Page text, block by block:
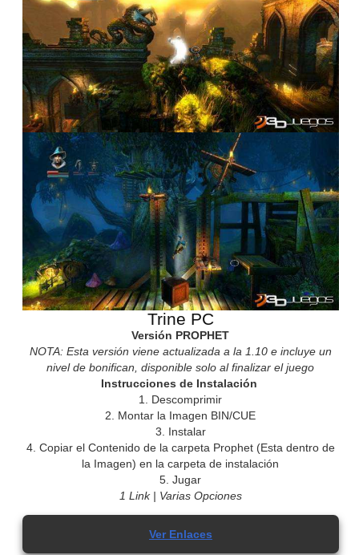
Trine PC
Versión PROPHET
NOTA: Esta versión viene actualizada a la 1.10 e incluye un
nivel de bonifican, disponible solo al finalizar el juego
Instrucciones de Instalación
1. Descomprimir
2. Montar la Imagen BIN/CUE
3. Instalar
4. Copiar el Contenido de la carpeta Prophet (Esta dentro de
la Imagen) en la carpeta de instalación
5. Jugar
1 Link | Varias Opciones
Ver Enlaces